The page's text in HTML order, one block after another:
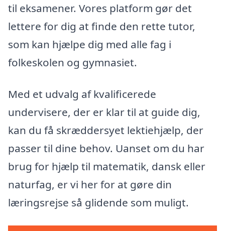
til eksamener. Vores platform gør det
lettere for dig at finde den rette tutor,
som kan hjælpe dig med alle fag i
folkeskolen og gymnasiet.
Med et udvalg af kvalificerede
undervisere, der er klar til at guide dig,
kan du få skræddersyet lektiehjælp, der
passer til dine behov. Uanset om du har
brug for hjælp til matematik, dansk eller
naturfag, er vi her for at gøre din
læringsrejse så glidende som muligt.